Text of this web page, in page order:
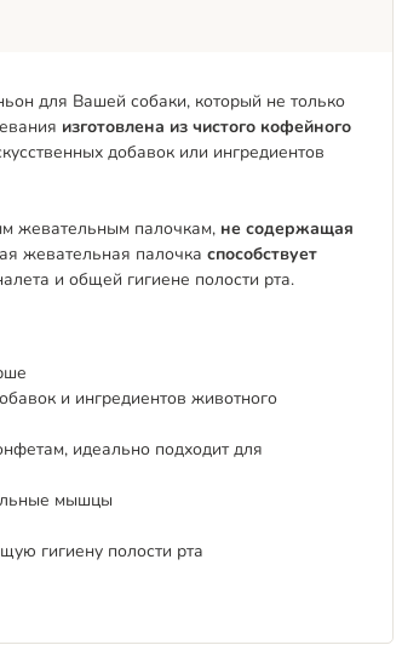
для Вашей собаки, который не только
изготовлена из чистого кофейного
добавок или ингредиентов
жевательным палочкам, не содержащая
жевательная палочка способствует
и общей гигиене полости рта.
и ингредиентов животного
идеально подходит для
мышцы
гигиену полости рта